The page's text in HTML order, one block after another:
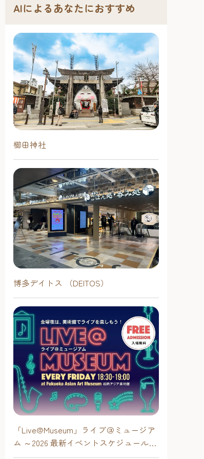
AIによるあなたにおすすめ
櫛田神社
博多デイトス （DEITOS）
「Live@Museum」ライブ＠ミュージア
ム ～2026 最新イベントスケジュール！
【福岡アジア美術館】